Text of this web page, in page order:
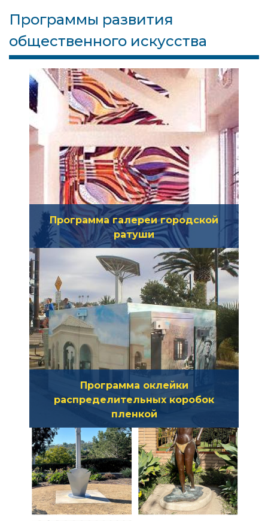
Программы развития
общественного искусства
Программа галереи городской
ратуши
Программа оклейки
распределительных коробок
пленкой